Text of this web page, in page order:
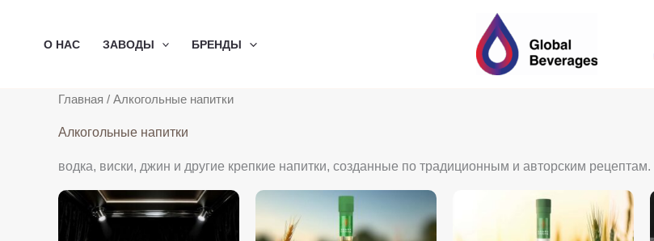
содержимому
О НАС ЗАВОДЫ БРЕНДЫ
Главная / Алкогольные напитки
Алкогольные напитки
водка, виски, джин и другие крепкие напитки, созданные по традиционным и авторским рецептам.